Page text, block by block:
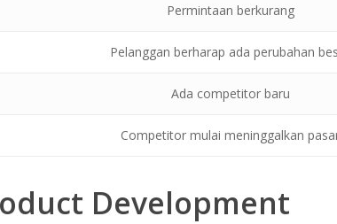
Permintaan berkurang
Pelanggan berharap ada perubahan
Ada competitor baru
Competitor mulai meninggalkan
Development